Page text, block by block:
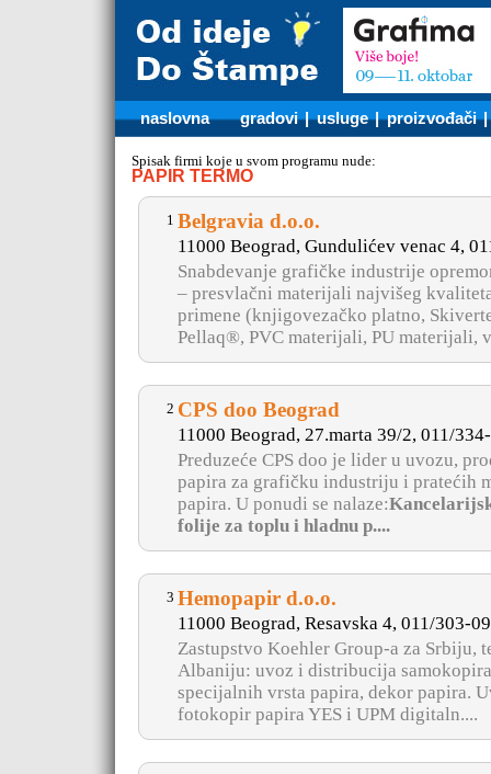
naslovna gradovi |usluge |proizvođači |
Spisak firmi koje u svom programu nude:
PAPIR TERMO
1 Belgravia d.o.o.
11000 Beograd, Gundulićev venac 4,
Snabdevanje grafičke industrije
– presvlačni materijali najvišeg
primene (knjigovezačko platno,
Pellaq®, PVC materijali, PU materijali,
2 CPS doo Beograd
11000 Beograd, 27.marta 39/2, 011/
Preduzeće CPS doo je lider u uvozu,
papira za grafičku industriju i pratećih
papira. U ponudi se nalaze:
folije za toplu i hladnu p....
3 Hemopapir d.o.o.
11000 Beograd, Resavska 4, 011/303-
Zastupstvo Koehler Group-a za Srbiju,
Albaniju: uvoz i distribucija
specijalnih vrsta papira, dekor papira.
fotokopir papira YES i UPM digitaln....